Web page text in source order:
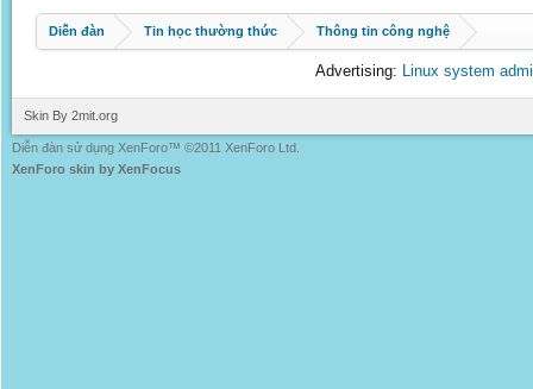
Diễn đàn Tin học thường thức Thông tin công nghệ
Advertising: Linux system
Skin By 2mit.org
Diễn đàn sử dụng XenForo™ ©2011 XenForo Ltd.
XenForo skin by XenFocus